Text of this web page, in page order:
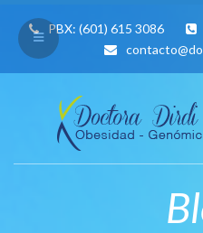
PBX: (601) 615 3086